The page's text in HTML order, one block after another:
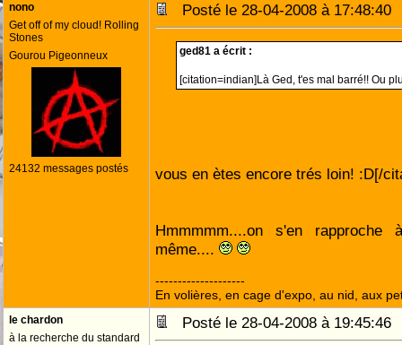
nono
Get off of my cloud! Rolling
Stones
Gourou Pigeonneux
24132 messages postés
Posté le 28-04-2008 à
ged81 a écrit :
[citation=indian]Là Ged, t'es mal barré!! Ou
vous en ètes encore trés loin! :D[/
Hmmmmm....on s'en
même....
--------------------
En volières, en cage d'expo, au nid, aux
le chardon
à la recherche du standard
Posté le 28-04-2008 à